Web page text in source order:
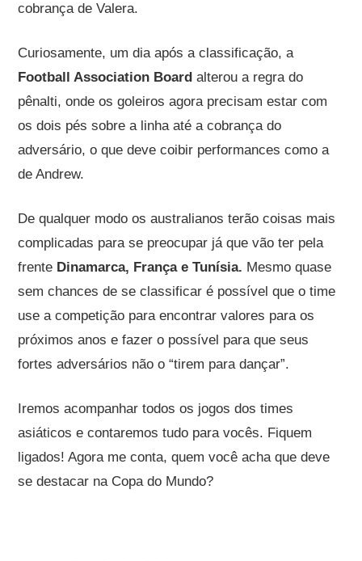
cobrança de Valera.
Curiosamente, um dia após a classificação, a
Football Association Boardalterou a regra do
pênalti, onde os goleiros agora precisam estar com
os dois pés sobre a linha até a cobrança do
adversário, o que deve coibir performances como a
de Andrew.
De qualquer modo os australianos terão coisas mais
complicadas para se preocupar já que vão ter pela
frente Dinamarca, França e Tunísia. Mesmoquase
sem chances de se classificar é possível que o time
use a competição para encontrar valores para os
próximos anos e fazer o possível para que seus
fortes adversários não o “tirem para dançar”.
Iremos acompanhar todos os jogos dos times
asiáticos e contaremos tudo para vocês. Fiquem
ligados! Agora me conta, quem você acha que deve
se destacar na Copa do Mundo?